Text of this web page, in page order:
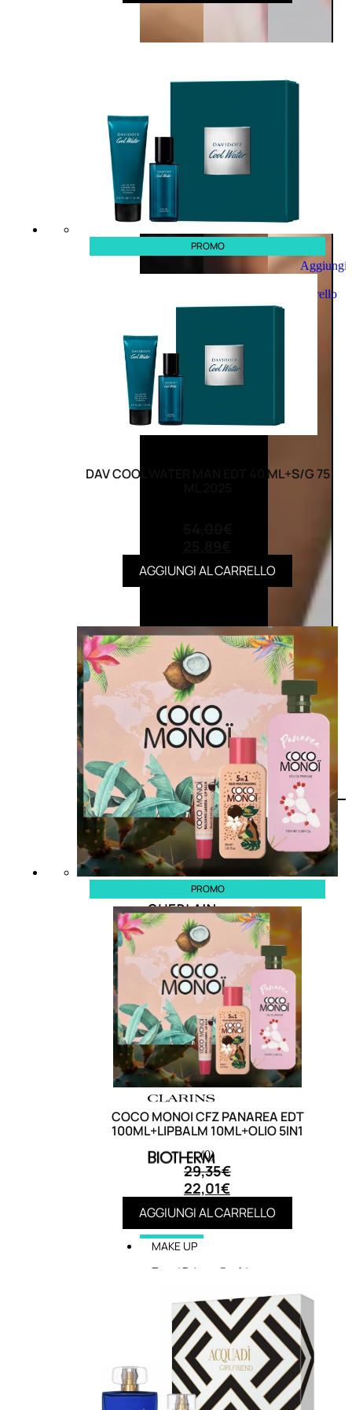
Aggiungi
carrello
MAKE UP
Base/ Primer Occhi
Palette E Cofanetti Occhi
Palette E Cofanetti Viso
Palette E Cofanetti Labbra
Fondotinta
Cipria
Fard/Blush
Terre Abbronzanti
Illuminante Viso
PROMO
DAV COOL WATER MAN EDT 40 ML+S/G 75
AGGIUNGI AL CARRELLO
PROMO
COCO MONOI CFZ PANAREA EDT
100ML+LIPBALM 10ML+OLIO 5IN1
(0)
29,35€
22,01€
AGGIUNGI AL CARRELLO